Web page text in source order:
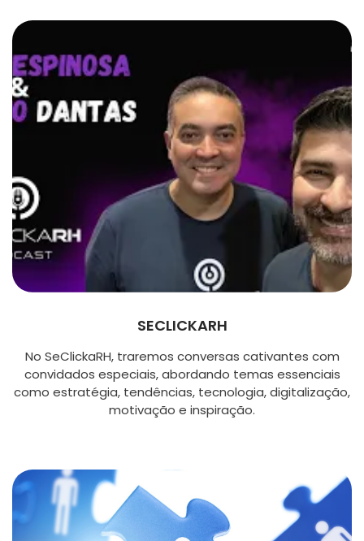
SECLICKARH
No SeClickaRH, traremos conversas cativantes com
convidados especiais, abordando temas essenciais
como estratégia, tendências, tecnologia, digitalização,
motivação e inspiração.